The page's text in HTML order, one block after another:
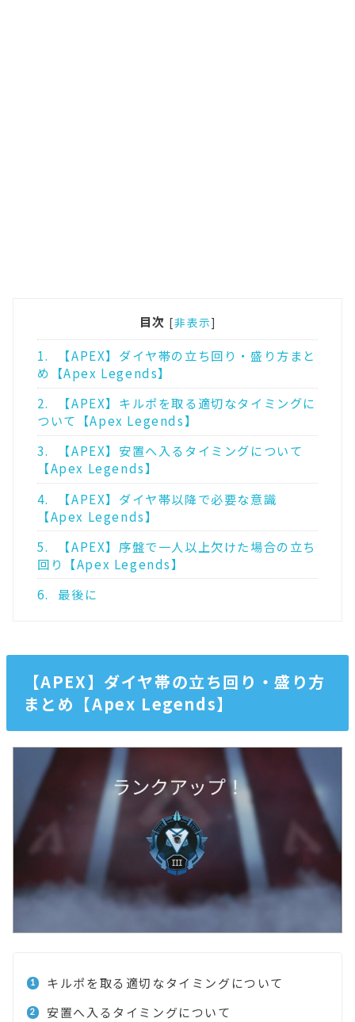
目次 [非表示]
1.
【APEX】ダイヤ帯の立ち回り・盛り方まと
め【Apex Legends】
2.
【APEX】キルポを取る適切なタイミングに
ついて【Apex Legends】
3.
【APEX】安置へ入るタイミングについて
【Apex Legends】
4.
【APEX】ダイヤ帯以降で必要な意識
【Apex Legends】
5.
【APEX】序盤で一人以上欠けた場合の立ち
回り【Apex Legends】
6.
最後に
【APEX】ダイヤ帯の立ち回り・盛り方
まとめ【Apex Legends】
キルポを取る適切なタイミングについて
安置へ入るタイミングについて